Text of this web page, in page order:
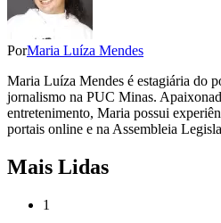
PorMaria Luíza Mendes
Maria Luíza Mendes é estagiária do
jornalismo na PUC Minas.
entretenimento, Maria possui
portais online e na Assembleia
Mais Lidas
1